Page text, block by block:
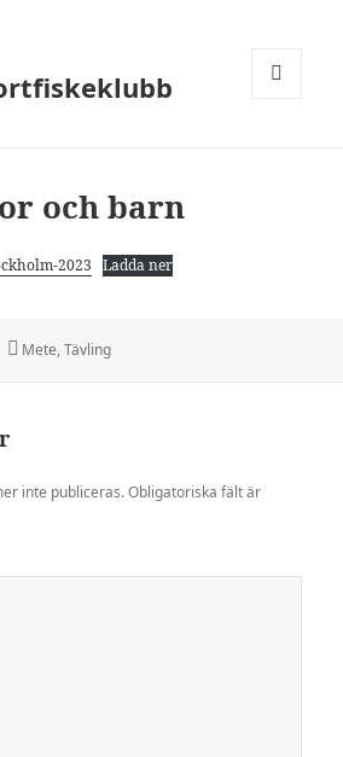
och barn
2023 Ladda ner
Kategorier
Mete,Tävling
inte publiceras. Obligatoriska fält är